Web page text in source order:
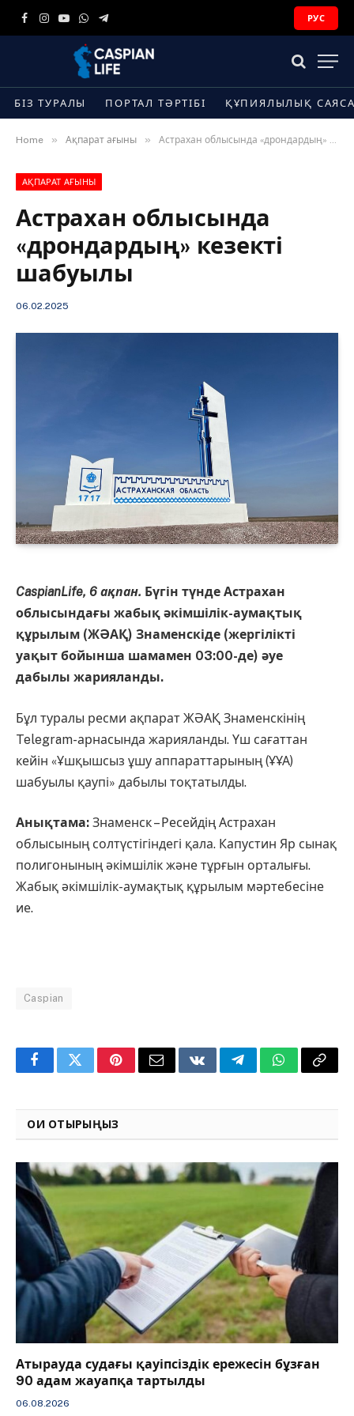
Facebook
Instagram
YouTube
WhatsApp
Telegram
РУС
БІЗ ТУРАЛЫ ПОРТАЛ ТӘРТІБІ ҚҰПИЯЛЫЛЫҚ
Home » Ақпарат ағыны » Астрахан облысында «дрондардың» кезекті шабуылы
АҚПАРАТ АҒЫНЫ
Астрахан облысында
«дрондардың» кезекті
шабуылы
06.02.2025
CaspianLife, 6 ақпан. Бүгін түнде Астрахан
облысындағы жабық әкімшілік-аумақтық
құрылым (ЖӘАҚ) Знаменскіде (жергілікті
уақыт бойынша шамамен 03:00-де) әуе
дабылы жарияланды.
Бұл туралы ресми ақпарат ЖӘАҚ Знаменскінің
Telegram-арнасында жарияланды. Үш сағаттан
кейін «Ұшқышсыз ұшу аппараттарының (ҰҰА)
шабуылы қаупі» дабылы тоқтатылды.
Анықтама: Знаменск – Ресейдің Астрахан
облысының солтүстігіндегі қала. Капустин Яр сынақ
полигонының әкімшілік және тұрғын орталығы.
Жабық әкімшілік-аумақтық құрылым мәртебесіне
ие.
Caspian
FacebookTwitterPinterestEmail VKontakteTelegramWhatsApp
Copy
ОҚИ ОТЫРЫҢЫЗ
Атырауда судағы қауіпсіздік ережесін бұзған
90 адам жауапқа тартылды
06.08.2026